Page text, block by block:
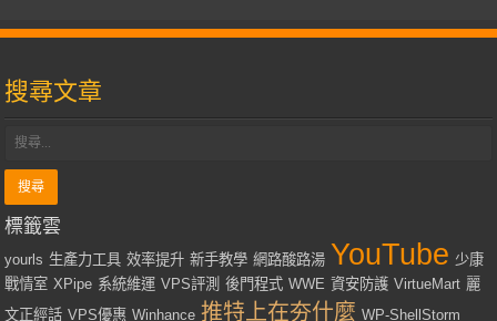
搜尋文章
標籤雲
yourls 生產力工具 效率提升 新手教學 網路酸路湯 YouTube 少康
戰情室 XPipe 系統維運 VPS評測 後門程式 WWE 資安防護 VirtueMart 麗
文正經話 VPS優惠 Winhance 推特上在夯什麼 WP-ShellStorm